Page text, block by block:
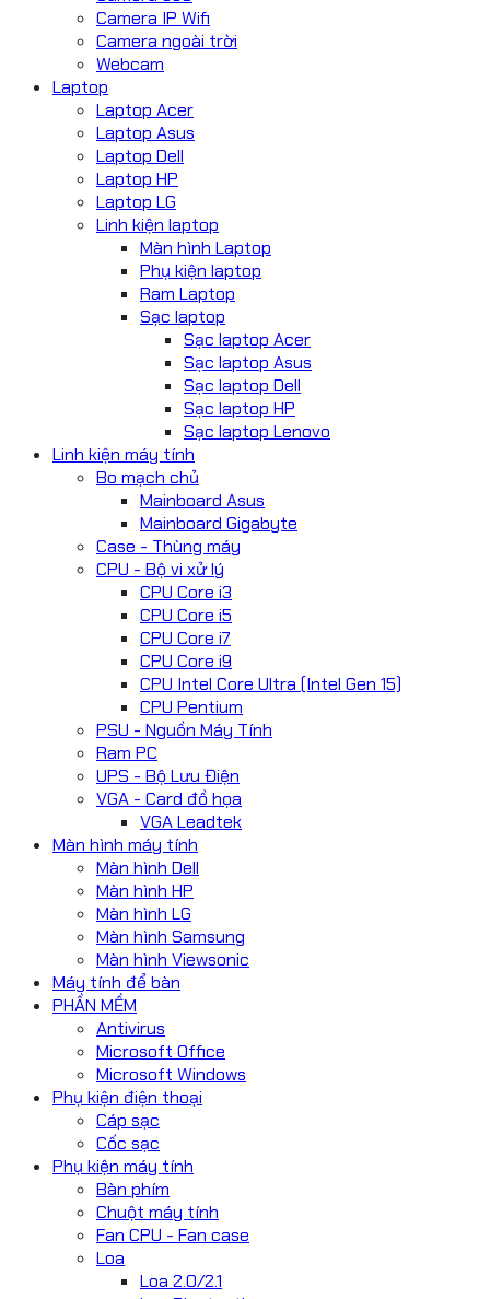
Camera IP Wifi
Camera ngoài trời
Webcam
Laptop
Laptop Acer
Laptop Asus
Laptop Dell
Laptop HP
Laptop LG
Linh kiện laptop
Màn hình Laptop
Phụ kiện laptop
Ram Laptop
Sạc laptop
Sạc laptop Acer
Sạc laptop Asus
Sạc laptop Dell
Sạc laptop HP
Sạc laptop Lenovo
Linh kiện máy tính
Bo mạch chủ
Mainboard Asus
Mainboard Gigabyte
Case - Thùng máy
CPU - Bộ vi xử lý
CPU Core i3
CPU Core i5
CPU Core i7
CPU Core i9
CPU Intel Core Ultra (Intel Gen 15)
CPU Pentium
PSU - Nguồn Máy Tính
Ram PC
UPS - Bộ Lưu Điện
VGA - Card đồ họa
VGA Leadtek
Màn hình máy tính
Màn hình Dell
Màn hình HP
Màn hình LG
Màn hình Samsung
Màn hình Viewsonic
Máy tính để bàn
PHẦN MỀM
Antivirus
Microsoft Office
Microsoft Windows
Phụ kiện điện thoại
Cáp sạc
Cốc sạc
Phụ kiện máy tính
Bàn phím
Chuột máy tính
Fan CPU - Fan case
Loa
Loa 2.0/2.1